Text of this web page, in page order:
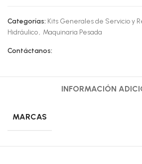
Categorías: Kits Generales de Servicio y
Hidráulico, Maquinaria Pesada
Contáctanos:
INFORMACIÓN
MARCAS